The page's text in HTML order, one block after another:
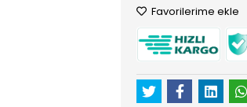
Favorilerime ekle